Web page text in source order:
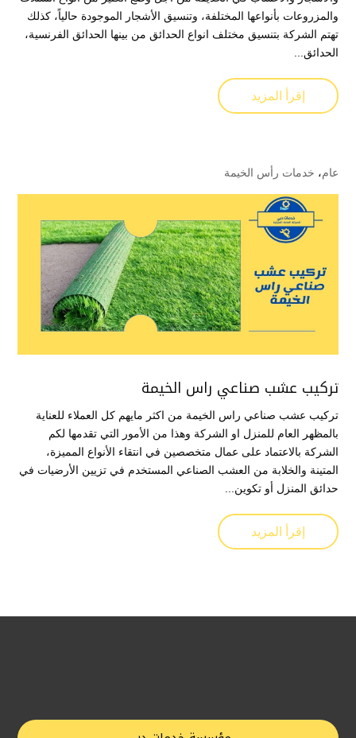
والمزروعات بأنواعها المختلفة، وتنسيق الأشجار الموجودة حالياً، كذلك
تهتم الشركة بتنسيق مختلف انواع الحدائق من بينها الحدائق الفرنسية،
الحدائق...
إقرأ المزيد
عام، خدمات رأس الخيمة
تركيب عشب صناعي راس الخيمة
تركيب عشب صناعي راس الخيمة من اكثر مايهم كل العملاء للعناية
بالمظهر العام للمنزل او الشركة وهذا من الأمور التي تقدمها لكم
الشركة بالاعتماد على عمال متخصصين في انتقاء الأنواع المميزة،
المتينة والخلابة من العشب الصناعي المستخدم في تزيين الأرضيات في
حدائق المنزل أو تكوين...
إقرأ المزيد